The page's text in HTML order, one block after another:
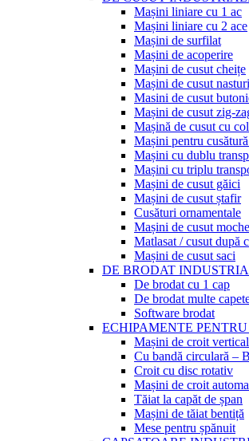
Mașini liniare cu 1 ac
Mașini liniare cu 2 ace
Mașini de surfilat
Mașini de acoperire
Mașini de cusut cheițe
Mașini de cusut nasturi
Masini de cusut
Mașini de cusut zig-
Mașină de cusut cu
Mașini pentru
Mașini cu dublu
Mașini cu triplu
Mașini de cusut găici
Mașini de cusut ștafir
Cusături ornamentale
Mașini de cusut
Matlasat / cusut după
Mașini de cusut saci
DE BRODAT
De brodat cu 1 cap
De brodat multe
Software brodat
ECHIPAMENTE
Mașini de croit
Cu bandă circulară –
Croit cu disc rotativ
Mașini de croit
Tăiat la capăt de șpan
Mașini de tăiat bentiță
Mese pentru șpănuit